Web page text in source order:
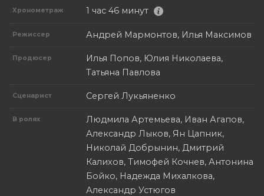
Хронометраж 1 час 46 минут
Режиссер Андрей Мармонтов, Илья Максимов
Продюсер
Илья Попов, Юлия Николаева,
Татьяна Павлова
Сценарист Сергей Лукьяненко
В ролях
Людмила Артемьева, Иван Агапов,
Александр Лыков, Ян Цапник,
Николай Добрынин, Дмитрий
Калихов, Тимофей Кочнев, Антонина
Бойко, Надежда Михалкова,
Александр Устюгов